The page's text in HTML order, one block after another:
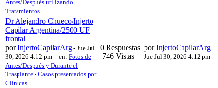
Antes/Después utilizando
Tratamientos
Dr Alejandro Chueco/Injerto
Capilar Argentina/2500 UF
frontal
porInjertoCapilarArg - Jue Jul
30, 2026 4:12 pm - en: Fotos de
Antes/Después y Durante el
Trasplante - Casos presentados por
Clínicas
0 Respuestas
746 Vistas
porInjertoCapilarArg
Jue Jul 30, 2026 4:12 pm